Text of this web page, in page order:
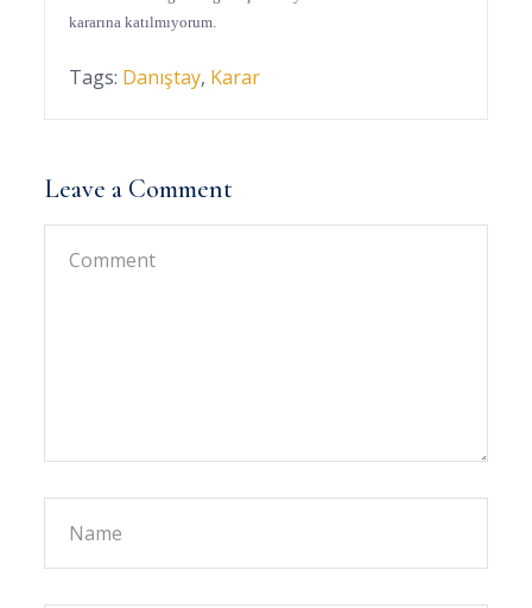
kararına katılmıyorum.
Tags: Danıştay, Karar
Leave a Comment